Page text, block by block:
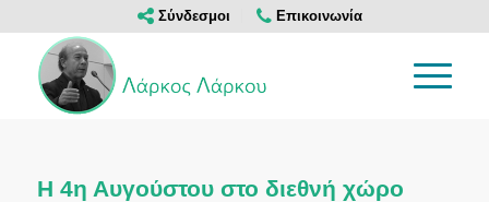
Σύνδεσμοι Επικοινωνία
Η 4η Αυγούστου στο διεθνή χώρο